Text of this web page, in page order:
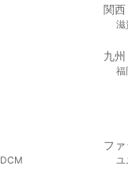
関西
滋
九
福
DCM
フ
ユ